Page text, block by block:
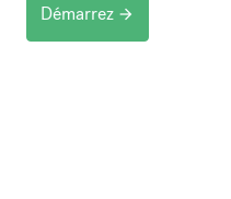
Démarrez arrow_forward